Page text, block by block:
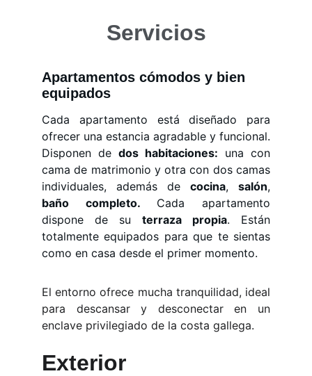
Servicios
Apartamentos cómodos y bien
equipados
Cada apartamento está diseñado para
ofrecer una estancia agradable y funcional.
Disponen de dos habitaciones: una con
cama de matrimonio y otra con dos camas
individuales, además de cocina, salón,
baño completo. Cada apartamento
dispone de su terraza propia. Están
totalmente equipados para que te sientas
como en casa desde el primer momento.
El entorno ofrece mucha tranquilidad, ideal
para descansar y desconectar en un
enclave privilegiado de la costa gallega.
Exterior